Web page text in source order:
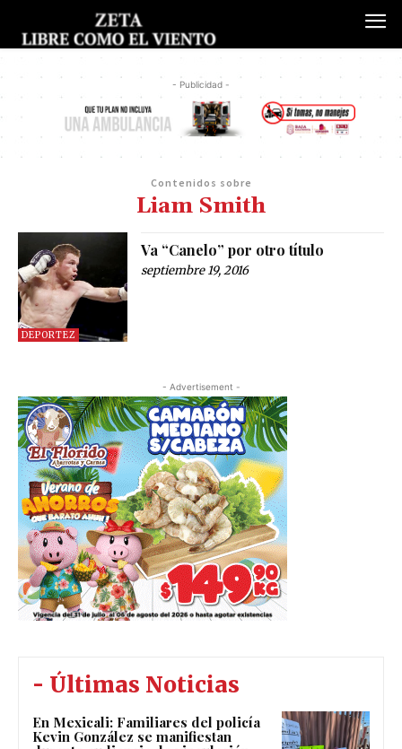
- Publicidad -
Contenidos sobre
Liam Smith
DEPORTEZ
Va “Canelo” por otro título
septiembre 19, 2016
- Advertisement -
- Últimas Noticias
En Mexicali: Familiares del policía
Kevin González se manifiestan